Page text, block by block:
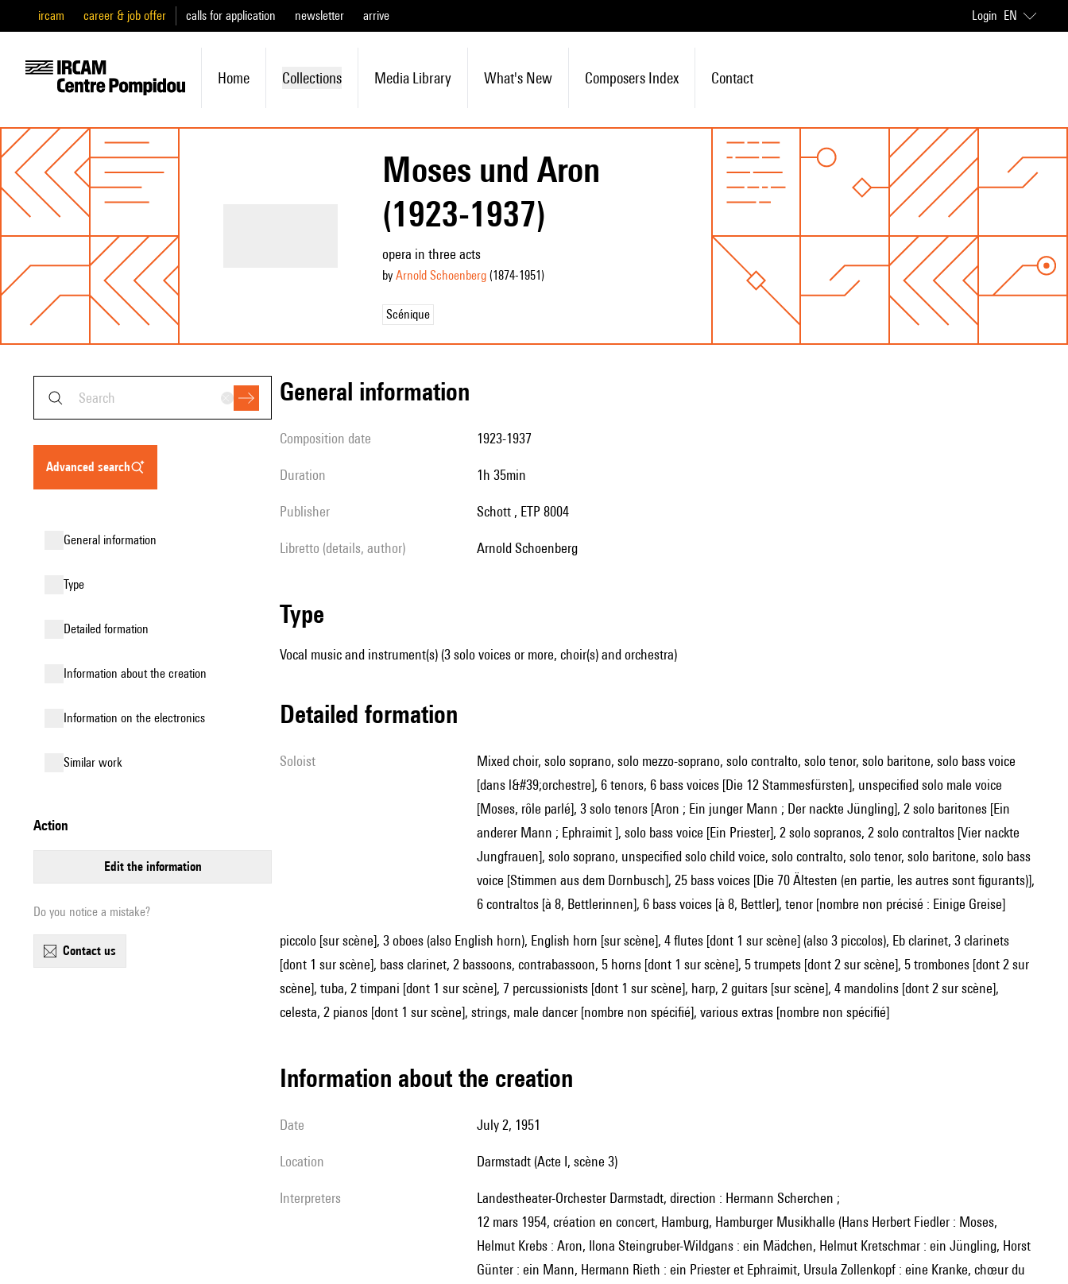
ircam career & job offer calls for application newsletter arrive Login EN
Home Collections Media Library What's New Composers Index Contact
Moses und Aron
(1923-1937)
opera in three acts
by Arnold Schoenberg(1874-1951)
Scénique
advanced search
general information
type
detailed formation
information about the creation
Information on the electronics
similar work
action
edit the information
Do you notice a mistake?
contact us
general information
composition date 1923-1937
duration 1h 35min
publisher Schott , ETP 8004
Libretto (details, author) Arnold Schoenberg
type
Vocal music and instrument(s) (3 solo voices or more, choir(s) and orchestra)
detailed formation
Soloist
mixed choir, solo soprano, solo mezzo-soprano, solo contralto, solo tenor, solo baritone, solo bass voice
[dans l&#39;orchestre], 6 tenors, 6 bass voices [Die 12 Stammesfürsten], unspecified solo male voice
[Moses, rôle parlé], 3 solo tenors [Aron ; Ein junger Mann ; Der nackte Jüngling], 2 solo baritones [Ein
anderer Mann ; Ephraimit ], solo bass voice [Ein Priester], 2 solo sopranos, 2 solo contraltos [Vier nackte
Jungfrauen], solo soprano, unspecified solo child voice, solo contralto, solo tenor, solo baritone, solo bass
voice [Stimmen aus dem Dornbusch], 25 bass voices [Die 70 Ältesten (en partie, les autres sont figurants)],
6 contraltos [à 8, Bettlerinnen], 6 bass voices [à 8, Bettler], tenor [nombre non précisé : Einige Greise]
piccolo [sur scène], 3 oboes (also English horn), English horn [sur scène], 4 flutes [dont 1 sur scène] (also 3 piccolos), Eb clarinet, 3 clarinets
[dont 1 sur scène], bass clarinet, 2 bassoons, contrabassoon, 5 horns [dont 1 sur scène], 5 trumpets [dont 2 sur scène], 5 trombones [dont 2 sur
scène], tuba, 2 timpani [dont 1 sur scène], 7 percussionists [dont 1 sur scène], harp, 2 guitars [sur scène], 4 mandolins [dont 2 sur scène],
celesta, 2 pianos [dont 1 sur scène], strings, male dancer [nombre non spécifié], various extras [nombre non spécifié]
information about the creation
date July 2, 1951
location Darmstadt (Acte I, scène 3)
interpreters
Landestheater-Orchester Darmstadt, direction : Hermann Scherchen ;
12 mars 1954, création en concert, Hamburg, Hamburger Musikhalle (Hans Herbert Fiedler : Moses,
Helmut Krebs : Aron, Ilona Steingruber-Wildgans : ein Mädchen, Helmut Kretschmar : ein Jüngling, Horst
Günter : ein Mann, Hermann Rieth : ein Priester et Ephraimit, Ursula Zollenkopf : eine Kranke, chœur du